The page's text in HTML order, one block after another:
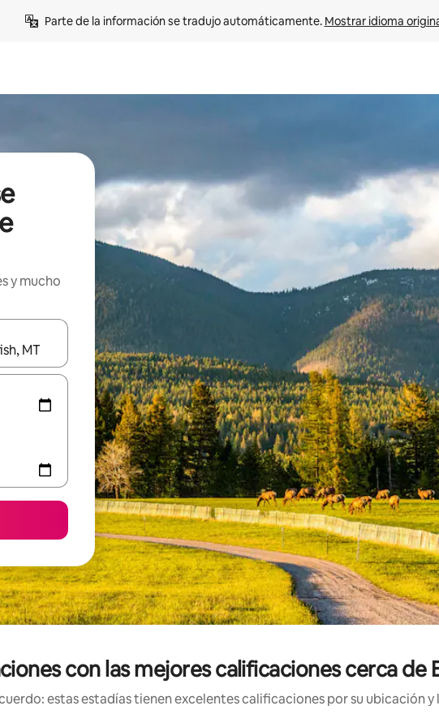
Parte de la información se tradujo automáticamente. Mostrar idioma
y mucho
con las teclas de flecha hacia arriba y hacia abajo o explorá deslizando el
con las mejores calificaciones cerca de
estas estadías tienen excelentes calificaciones por su ubicación